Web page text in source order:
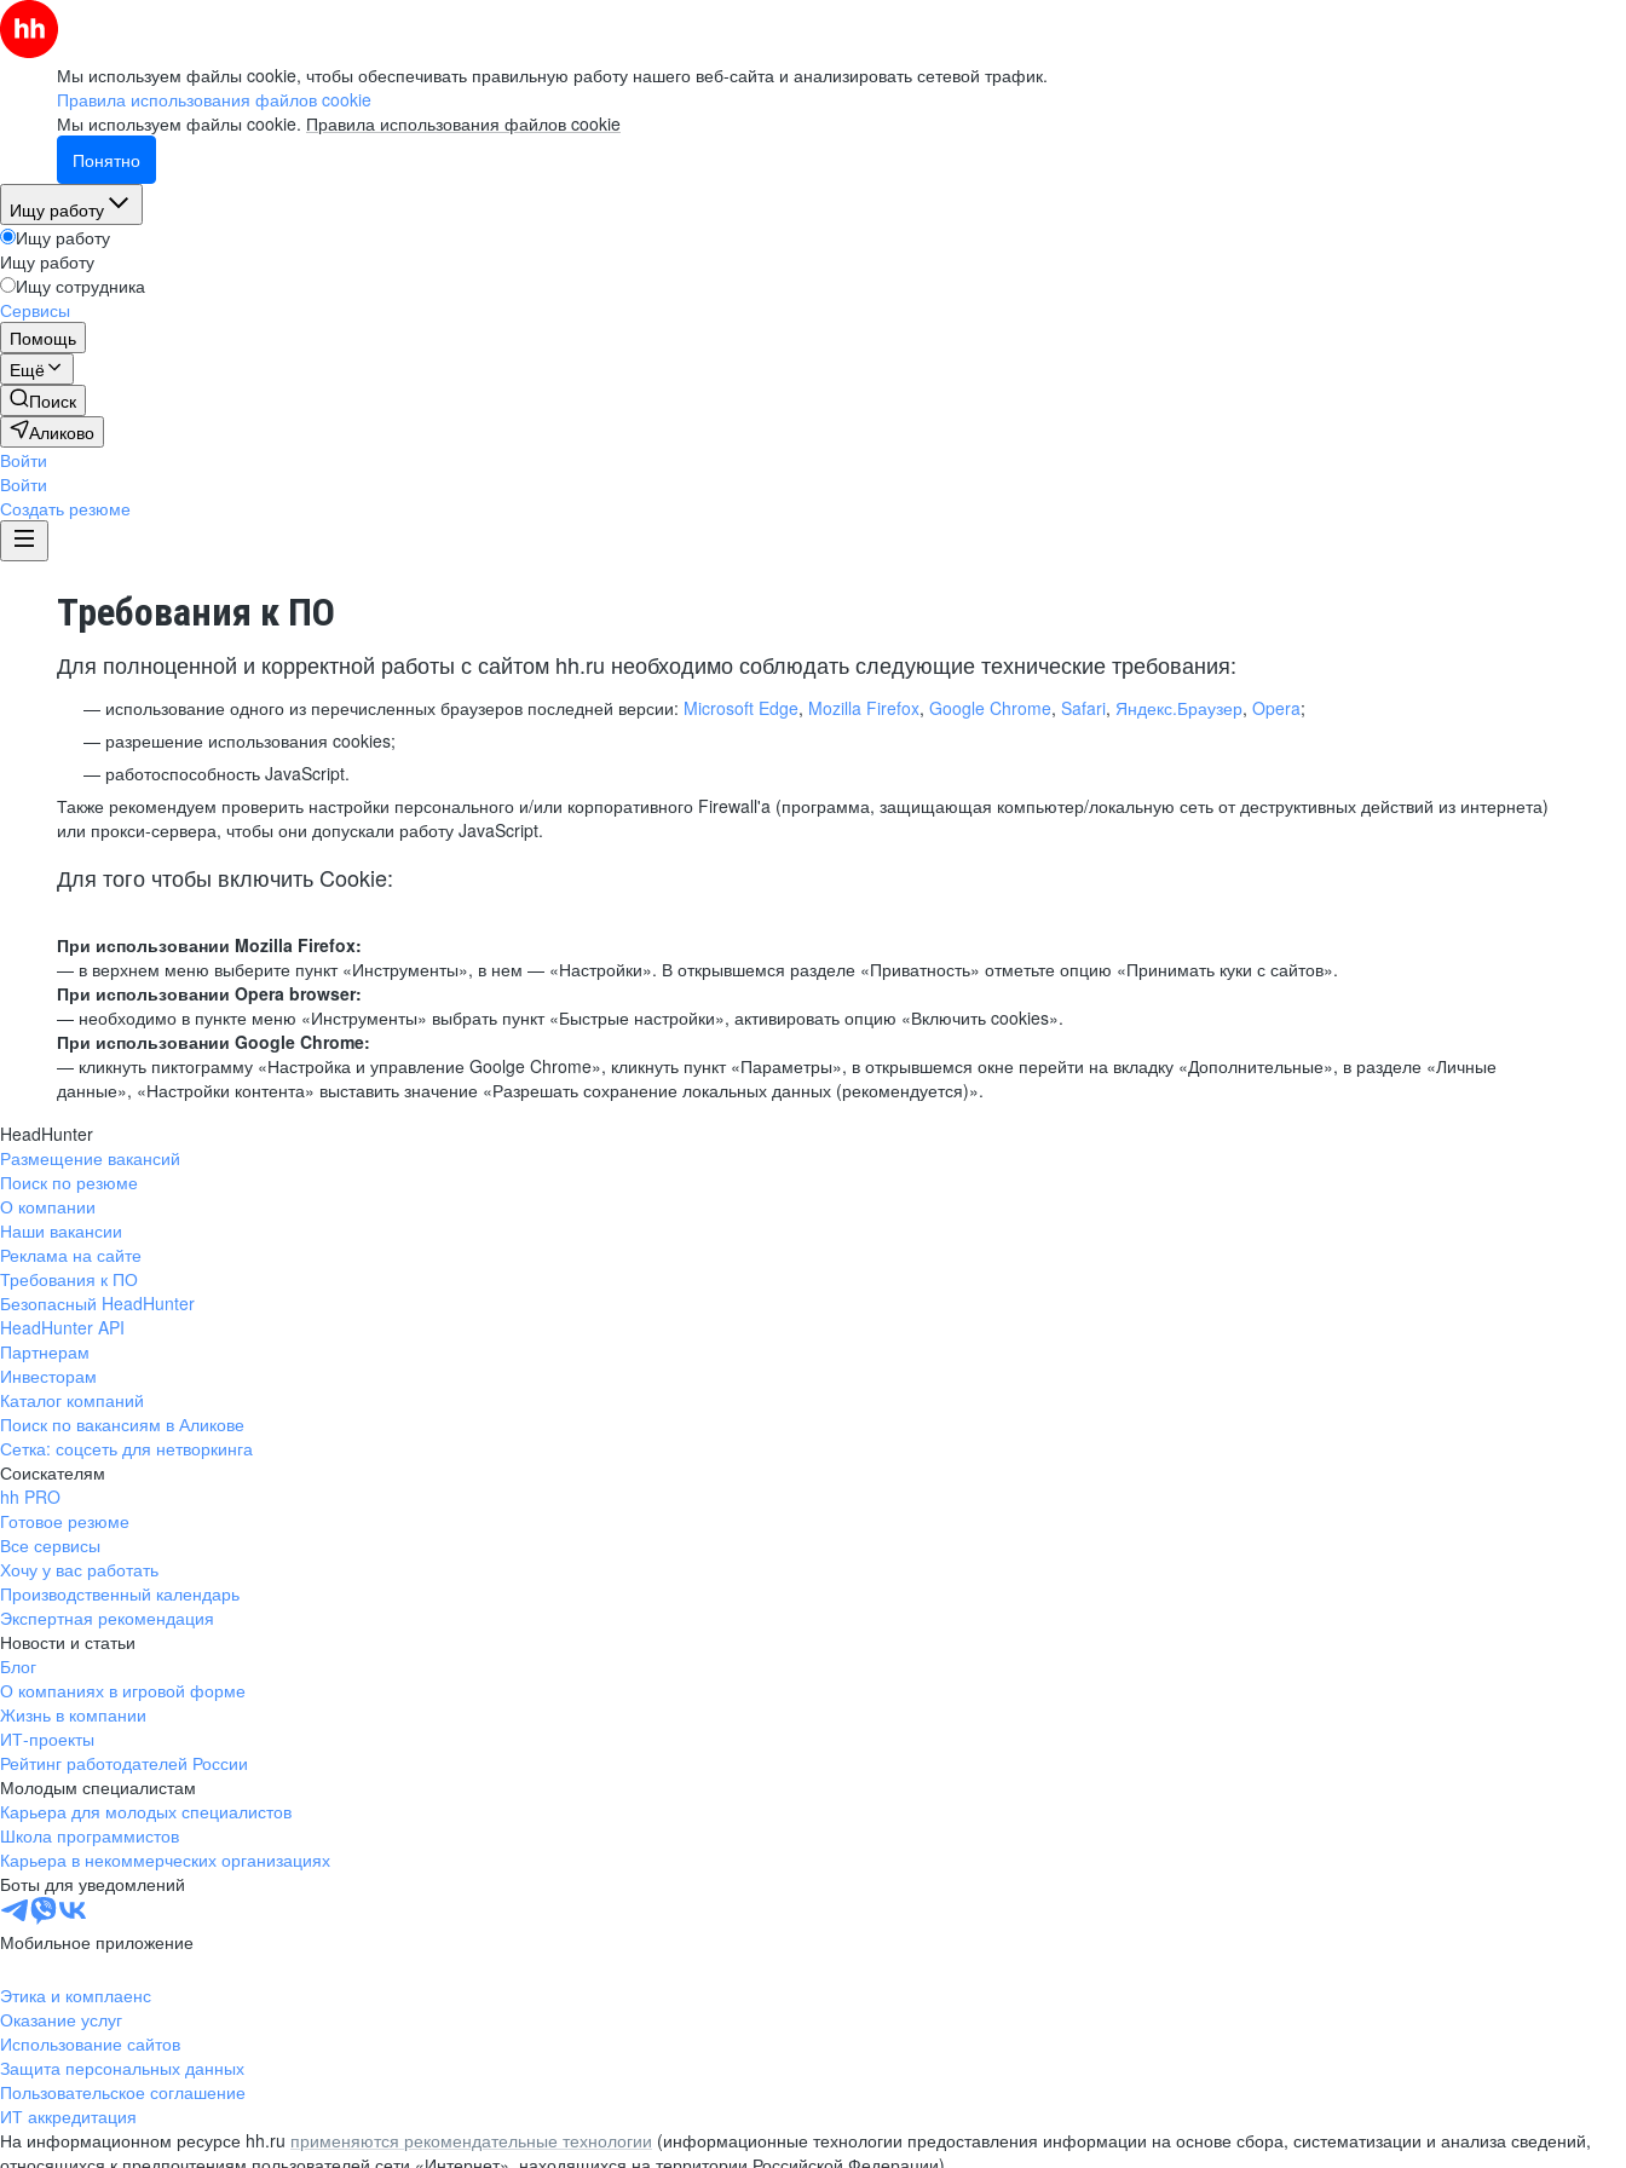
Мы используем файлы cookie, чтобы обеспечивать правильную работу нашего веб-сайта и анализировать сетевой трафик.
Правила использования файлов cookie
Мы используем файлы cookie. Правила использования файлов cookie
Понятно
Ищу работу
Ищу работу
Ищу работу
Ищу сотрудника
Сервисы
Помощь
Ещё
Поиск
Аликово
Войти
Войти
Создать резюме
Требования к ПО
Для полноценной и корректной работы с сайтом hh.ru необходимо соблюдать следующие технические требования:
использование одного из перечисленных браузеров последней версии: Microsoft Edge, Mozilla Firefox, Google Chrome, Safari, Яндекс.Браузер, Opera;
разрешение использования cookies;
работоспособность JavaScript.
Также рекомендуем проверить настройки персонального и/или корпоративного Firewall'a (программа, защищающая компьютер/локальную сеть от деструктивных действий из интернета)
или прокси-сервера, чтобы они допускали работу JavaScript.
Для того чтобы включить Cookie:
При использовании Mozilla Firefox:
— в верхнем меню выберите пункт «Инструменты», в нем — «Настройки». В открывшемся разделе «Приватность» отметьте опцию «Принимать куки с сайтов».
При использовании Opera browser:
— необходимо в пункте меню «Инструменты» выбрать пункт «Быстрые настройки», активировать опцию «Включить cookies».
При использовании Google Chrome:
— кликнуть пиктограмму «Настройка и управление Goolge Chrome», кликнуть пункт «Параметры», в открывшемся окне перейти на вкладку «Дополнительные», в разделе «Личные
данные», «Настройки контента» выставить значение «Разрешать сохранение локальных данных (рекомендуется)».
HeadHunter
Размещение вакансий
Поиск по резюме
О компании
Наши вакансии
Реклама на сайте
Требования к ПО
Безопасный HeadHunter
HeadHunter API
Партнерам
Инвесторам
Каталог компаний
Поиск по вакансиям в Аликове
Сетка: соцсеть для нетворкинга
Соискателям
hh PRO
Готовое резюме
Все сервисы
Хочу у вас работать
Производственный календарь
Экспертная рекомендация
Новости и статьи
Блог
О компаниях в игровой форме
Жизнь в компании
ИТ-проекты
Рейтинг работодателей России
Молодым специалистам
Карьера для молодых специалистов
Школа программистов
Карьера в некоммерческих организациях
Боты для уведомлений
Мобильное приложение
Этика и комплаенс
Оказание услуг
Использование сайтов
Защита персональных данных
Пользовательское соглашение
ИТ аккредитация
На информационном ресурсе hh.ru применяются рекомендательные технологии (информационные технологии предоставления информации на основе сбора, систематизации и анализа сведений,